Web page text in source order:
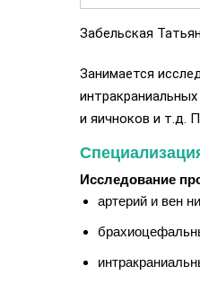
Забельская
Занимается
и яичноков и т.д.
Исследование
артерий и вен